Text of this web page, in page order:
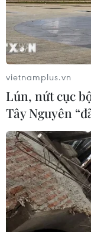
TIN CÙNG
VN-Index tăng
bật nhóm dầu
07/08/2026 09:36
vietnamplus.vn
Lún, nứt cục
Tây Nguyên